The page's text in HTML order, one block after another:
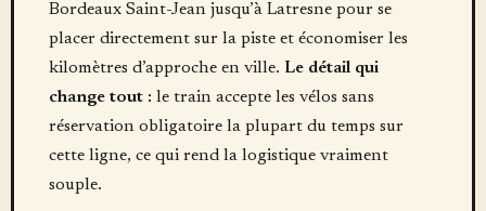
Bordeaux Saint-Jean jusqu’à Latresne pour se
placer directement sur la piste et économiser les
kilomètres d’approche en ville. Le détail qui
change tout : le train accepte les vélos sans
réservation obligatoire la plupart du temps sur
cette ligne, ce qui rend la logistique vraiment
souple.